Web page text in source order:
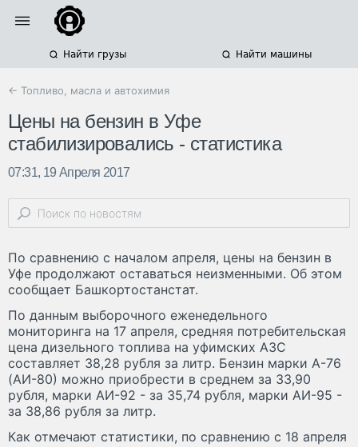
Найти грузы Найти машины
← Топливо, масла и автохимия
Цены на бензин в Уфе
стабилизировались - статистика
07:31, 19 Апреля 2017
По сравнению с началом апреля, цены на бензин в
Уфе продолжают оставаться неизменными. Об этом
сообщает Башкортостанстат.
По данным выборочного еженедельного
мониторинга на 17 апреля, средняя потребительская
цена дизельного топлива на уфимских АЗС
составляет 38,28 рубля за литр. Бензин марки А-76
(АИ-80) можно приобрести в среднем за 33,90
рубля, марки АИ-92 - за 35,74 рубля, марки АИ-95 -
за 38,86 рубля за литр.
Как отмечают статистики, по сравнению с 18 апреля